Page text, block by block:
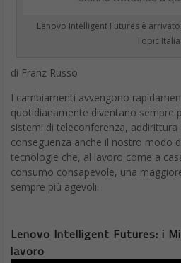
Lenovo Intelligent Futures è
Topic Italia
di Franz Russo
I cambiamenti avvengono
quotidianamente diventano sempre
sistemi di teleconferenza,
conseguenza anche il nostro modo
tecnologie che, al lavoro come a
consumo consapevole, una
sempre più agevoli.
Lenovo Intelligent Futures: i
lavoro